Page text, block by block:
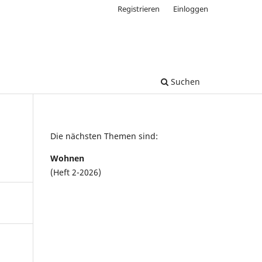
Suchen
Registrieren Einloggen
Die nächsten Themen sind:
Wohnen
(Heft 2-2026)